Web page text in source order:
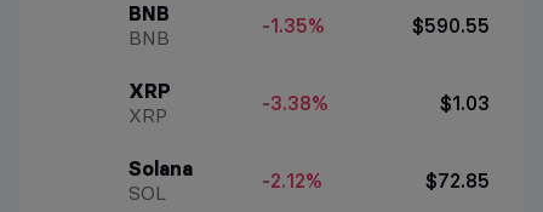
BNB
BNB
-1.35% $590.55
XRP
XRP
-3.38% $1.03
Solana
SOL
-2.12% $72.85